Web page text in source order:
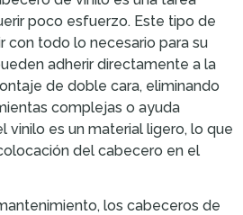
poco esfuerzo. Este tipo de
con todo lo necesario para su
adherir directamente a la
de doble cara, eliminando
complejas o ayuda
vinilo es un material ligero, lo que
del cabecero en el
los cabeceros de